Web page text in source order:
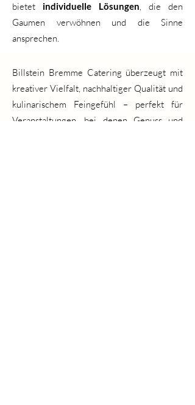
bietet individuelle Lösungen, die den
Gaumen verwöhnen und die Sinne
ansprechen.
Billstein Bremme Catering überzeugt mit
kreativer Vielfalt, nachhaltiger Qualität und
kulinarischem Feingefühl – perfekt für
Veranstaltungen, bei denen Genuss und